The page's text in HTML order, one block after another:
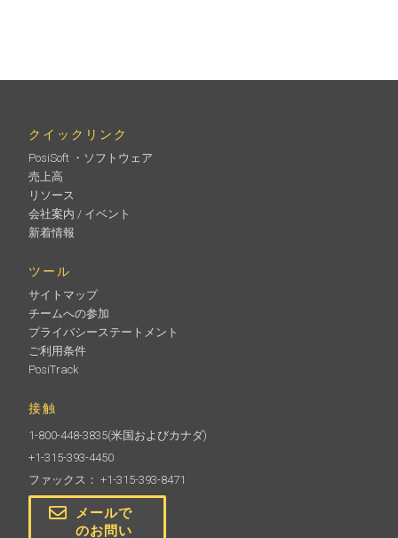
クイックリンク
PosiSoft ・ソフトウェア
売上高
リソース
会社案内 / イベント
新着情報
ツール
サイトマップ
チームへの参加
プライバシーステートメント
ご利用条件
PosiTrack
接触
1-800-448-3835(米国およびカナダ)
+1-315-393-4450
ファックス： +1-315-393-8471
メールで
のお問い